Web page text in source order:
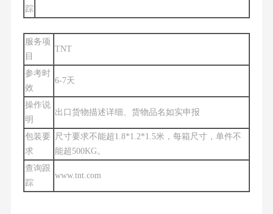
踪
服务项
目
TNT
参考时
效
6-7天
操作说
明
出口货物描述详细、货物品名如实申报
包装要
求
尺寸要求不能超1.8*1.2*1.5米，每箱尺寸，单件不
能超500KG。
查询跟
踪
www.tnt.com